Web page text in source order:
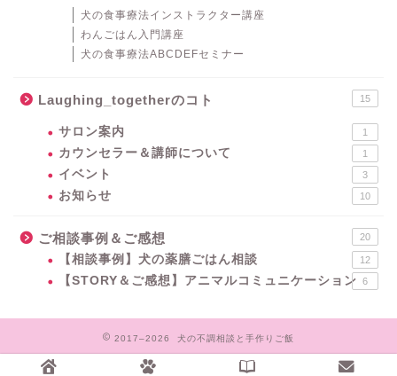
犬の食事療法インストラクター講座
わんごはん入門講座
犬の食事療法ABCDEFセミナー
Laughing_togetherのコト 15
サロン案内 1
カウンセラー＆講師について 1
イベント 3
お知らせ 10
ご相談事例＆ご感想 20
【相談事例】犬の薬膳ごはん相談 12
【STORY＆ご感想】アニマルコミュニケーション 6
2017–2026 犬の不調相談と手作りご飯